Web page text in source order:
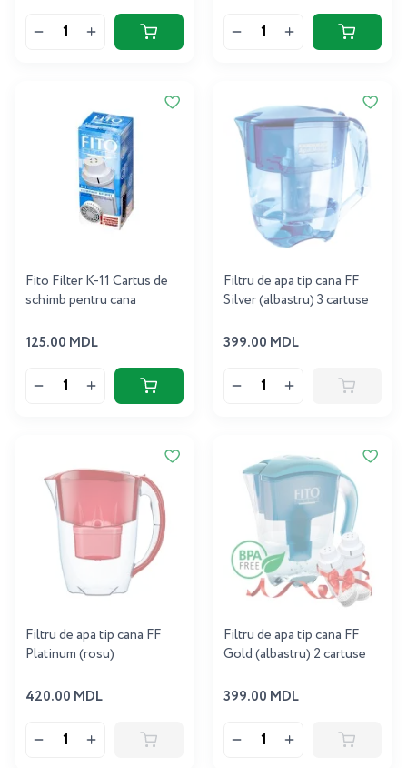
Fito Filter К-11 Cartus de
schimb pentru cana
125.00 MDL
Filtru de apa tip cana FF
Silver (albastru) 3 cartuse
399.00 MDL
Filtru de apa tip cana FF
Platinum (rosu)
420.00 MDL
Filtru de apa tip cana FF
Gold (albastru) 2 cartuse
399.00 MDL